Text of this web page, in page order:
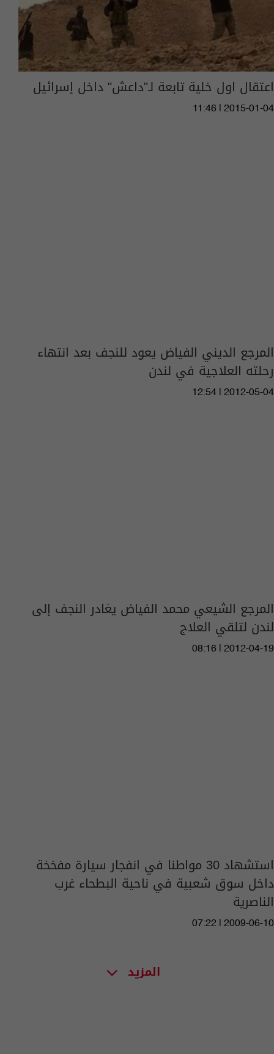
اعتقال اول خلية تابعة لـ"داعش" داخل إسرائيل
11:46 | 2015-01-04
المرجع الديني الفياض يعود للنجف بعد انتهاء
رحلته العلاجية في لندن
12:54 | 2012-05-04
المرجع الشيعي محمد الفياض يغادر النجف إلى
لندن لتلقي العلاج
08:16 | 2012-04-19
استشهاد 30 مواطنا في انفجار سيارة مفخخة
داخل سوق شعبية في ناحية البطحاء غرب
الناصرية
07:22 | 2009-06-10
المزيد